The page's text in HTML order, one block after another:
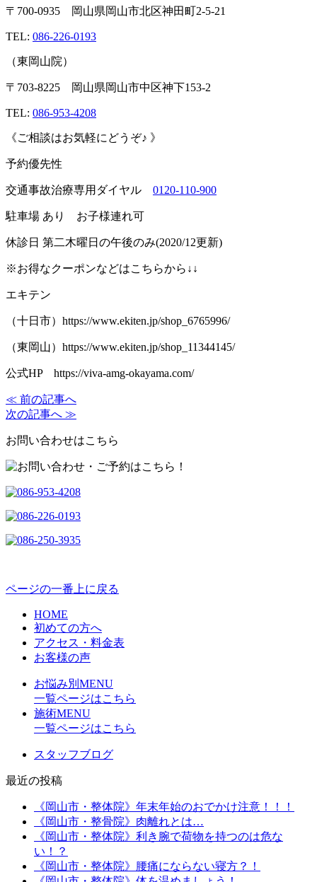
〒 700-0935 岡山県岡山市北区神田町2-5-21
TEL: 086-226-0193
（東岡山院）
〒 703-8225 岡山県岡山市中区神下153-2
TEL: 086-953-4208
《ご相談はお気軽にどうぞ♪ 》
予約優先性
交通事故治療専用ダイヤル 0120-110-900
駐車場 あり お子様連れ可
休診日 第二木曜日の午後のみ(2020/12更新)
※お得なクーポンなどはこちらから ↓↓
エキテン
（十日市） https://www.ekiten.jp/shop_6765996/
（東岡山） https://www.ekiten.jp/shop_11344145/
公式HP https://viva-amg-okayama.com/
≪ 前の記事へ
次の記事へ ≫
お問い合わせはこちら
ページの一番上に戻る
HOME
初めての方へ
アクセス・料金表
お客様の声
お悩み別MENU
一覧ページはこちら
施術MENU
一覧ページはこちら
スタッフブログ
最近の投稿
《岡山市・整体院》年末年始のおでかけ注意！！！
《岡山市・整骨院》肉離れとは…
《岡山市・整体院》利き腕で荷物を持つのは危な
い！？
《岡山市・整体院》腰痛にならない寝方？！